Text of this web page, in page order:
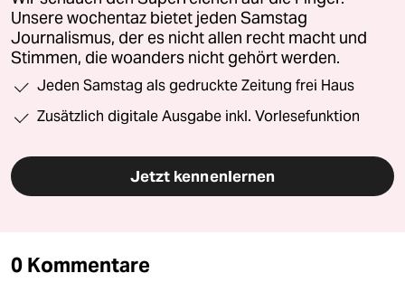
Unsere wochentaz bietet jeden Samstag
Journalismus, der es nicht allen recht macht und
Stimmen, die woanders nicht gehört werden.
Jeden Samstag als gedruckte Zeitung frei Haus
Zusätzlich digitale Ausgabe inkl. Vorlesefunktion
Jetzt kennenlernen
0 Kommentare